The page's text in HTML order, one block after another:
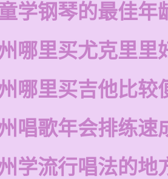
学钢琴的最佳年
哪里买尤克里里
哪里买吉他比较
唱歌年会排练速
学流行唱法的地